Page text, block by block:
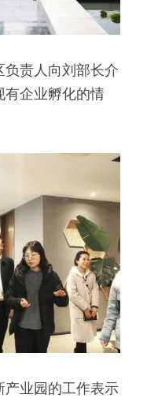
责人向刘部长介
有企业孵化的情
业园的工作表示